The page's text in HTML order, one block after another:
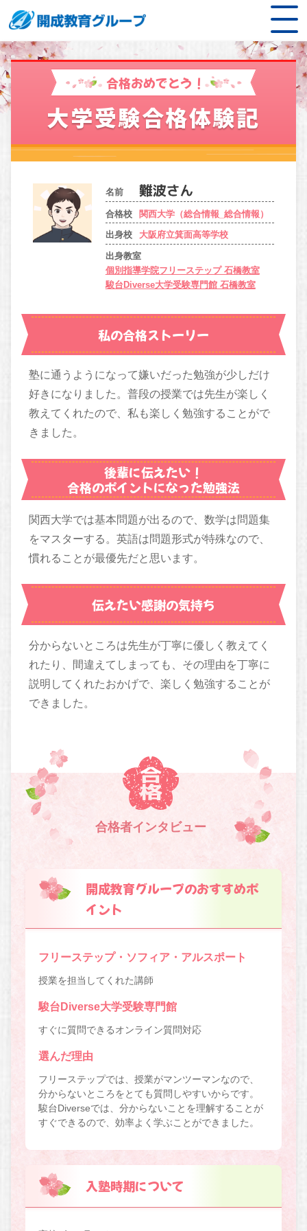
合格おめでとう！
大学受験合格体験記
名前
合格校 関西大学（総合情報_総合情報）
出身校 大阪府立箕面高等学校
出身教室
個別指導学院フリーステップ 石橋教室
駿台Diverse大学受験専門館 石橋教室
私の合格ストーリー
塾に通うようになって嫌いだった勉強が少しだけ
好きになりました。普段の授業では先生が楽しく
教えてくれたので、私も楽しく勉強することがで
きました。
後輩に伝えたい！
合格のポイントになった勉強法
関西大学では基本問題が出るので、数学は問題集
をマスターする。英語は問題形式が特殊なので、
慣れることが最優先だと思います。
伝えたい感謝の気持ち
分からないところは先生が丁寧に優しく教えてく
れたり、間違えてしまっても、その理由を丁寧に
説明してくれたおかげで、楽しく勉強することが
できました。
合格者インタビュー
開成教育グループのおすすめポ
イント
フリーステップ・ソフィア・アルスポート
授業を担当してくれた講師
駿台Diverse大学受験専門館
すぐに質問できるオンライン質問対応
選んだ理由
フリーステップでは、授業がマンツーマンなので、
分からないところをとても質問しやすいからです。
駿台Diverseでは、分からないことを理解することが
すぐできるので、効率よく学ぶことができました。
入塾時期について